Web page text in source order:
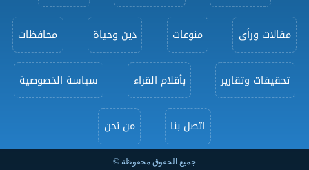
مقالات ورأى منوعات دين وحياة محافظات
تحقيقات وتقارير بأقلام القراء سياسة الخصوصية
اتصل بنا من نحن
جميع الحقوق محفوظة ©